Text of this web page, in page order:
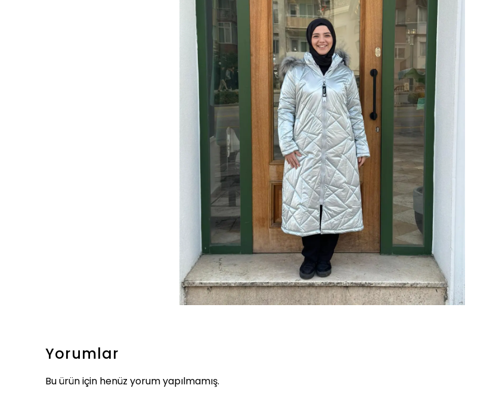
Yorumlar
Bu ürün için henüz yorum yapılmamış.